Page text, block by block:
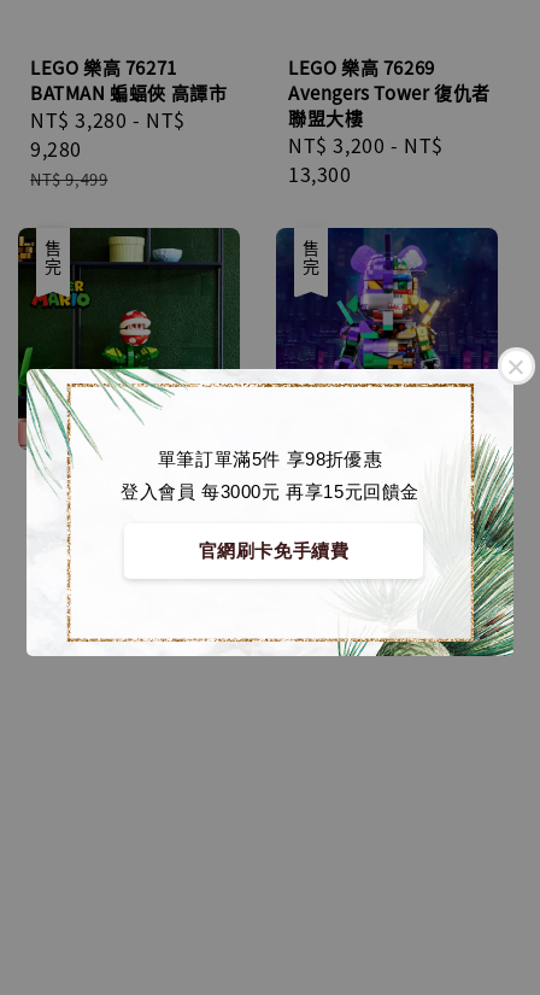
單筆訂單滿5件 享98折優惠
登入會員 每3000元 再享15元回饋金
官網刷卡免手續費
LEGO 樂高 76271
BATMAN 蝙蝠俠 高譚市
Sale
price
NT$ 3,280 - NT$
9,280
Regular
NT$ 9,499
LEGO 樂高 76269
Avengers Tower 復仇者
聯盟大樓
Regular
price
NT$ 3,200 - NT$
13,300
優惠
售完 售完